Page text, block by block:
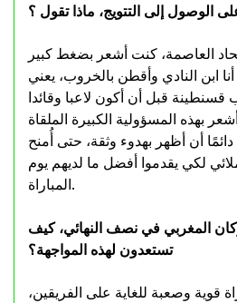
الوصول إلى التتويج، ماذا تقول ؟
العاصمة، كنت أشعر بضغط كبير
ابن النادي وأقطن بالخروب، يعني
قبل أن أكون لاعبا وقائدا
بهذه المسؤولية الكبيرة الملقاة
أن أظهر بهدوء وثقة، حتى أُمنح
لكي يقدموا أفضل ما لديهم يوم
المباراة.
المغربي في نصف النهائي، كيف
تستعدون لهذه المواجهة؟
قوية وصعبة للغاية على الفريقين،